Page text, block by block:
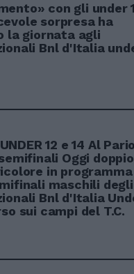
con gli under
sorpresa ha
la giornata agli
Bnl d'Italia
12 e 14 Al
Oggi doppio
in programma
maschili degli
Bnl d'Italia
sui campi del T.C.